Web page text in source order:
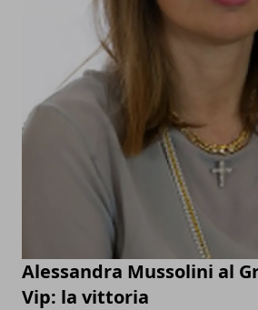
Alessandra Mussolini al
Vip: la vittoria